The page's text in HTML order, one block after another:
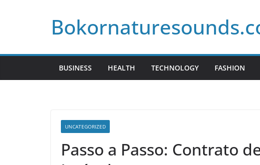
BUSINESS HEALTH TECHNOLOGY FASHION
UNCATEGORIZED
Passo a Passo: Contrato